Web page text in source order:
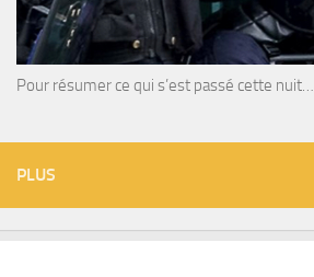
Pour résumer ce qui s’est passé cette nuit…
PLUS